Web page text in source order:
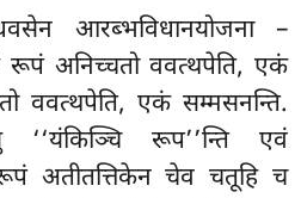
आरब्भविधानयोजना –
अनिच्चतो ववत्थपेति, एकं
ववत्थपेति, एकं सम्मसनन्ति.
रूप’’न्ति एवं
रूपं अतीतत्तिकेन चेव चतूहि च